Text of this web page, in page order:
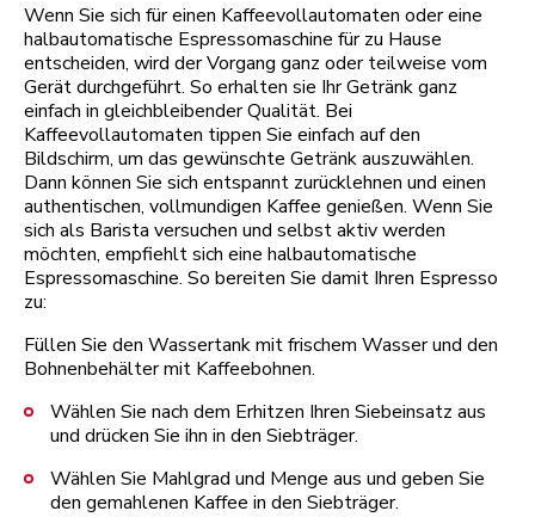
Wenn Sie sich für einen Kaffeevollautomaten oder eine
halbautomatische Espressomaschine für zu Hause
entscheiden, wird der Vorgang ganz oder teilweise vom
Gerät durchgeführt. So erhalten sie Ihr Getränk ganz
einfach in gleichbleibender Qualität. Bei
Kaffeevollautomaten tippen Sie einfach auf den
Bildschirm, um das gewünschte Getränk auszuwählen.
Dann können Sie sich entspannt zurücklehnen und einen
authentischen, vollmundigen Kaffee genießen. Wenn Sie
sich als Barista versuchen und selbst aktiv werden
möchten, empfiehlt sich eine halbautomatische
Espressomaschine. So bereiten Sie damit Ihren Espresso
zu:
Füllen Sie den Wassertank mit frischem Wasser und den
Bohnenbehälter mit Kaffeebohnen.
Wählen Sie nach dem Erhitzen Ihren Siebeinsatz aus
und drücken Sie ihn in den Siebträger.
Wählen Sie Mahlgrad und Menge aus und geben Sie
den gemahlenen Kaffee in den Siebträger.